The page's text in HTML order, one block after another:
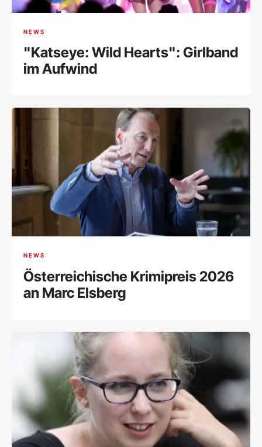
NEWS
"Katseye: Wild Hearts": Girlband
im Aufwind
NEWS
Österreichische Krimipreis 2026
an Marc Elsberg